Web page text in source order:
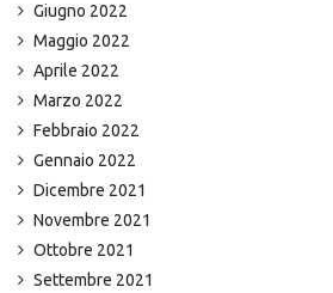
Giugno 2022
Maggio 2022
Aprile 2022
Marzo 2022
Febbraio 2022
Gennaio 2022
Dicembre 2021
Novembre 2021
Ottobre 2021
Settembre 2021